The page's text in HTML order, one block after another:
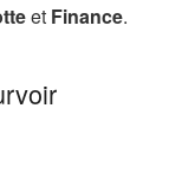
et Finance.